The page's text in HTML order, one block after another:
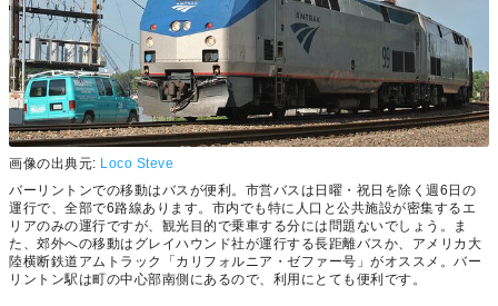
画像の出典元: Loco Steve
バーリントンでの移動はバスが便利。市営バスは日曜・祝日を除く週6日の
運行で、全部で6路線あります。市内でも特に人口と公共施設が密集するエ
リアのみの運行ですが、観光目的で乗車する分には問題ないでしょう。ま
た、郊外への移動はグレイハウンド社が運行する長距離バスか、アメリカ大
陸横断鉄道アムトラック「カリフォルニア・ゼファー号」がオススメ。バー
リントン駅は町の中心部南側にあるので、利用にとても便利です。